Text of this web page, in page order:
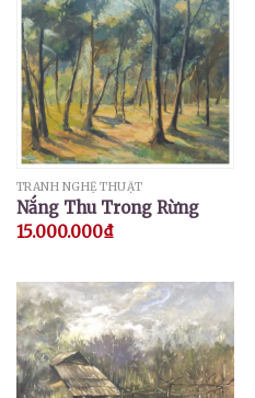
TRANH NGHỆ THUẬT
Nắng Thu Trong Rừng
15.000.000₫